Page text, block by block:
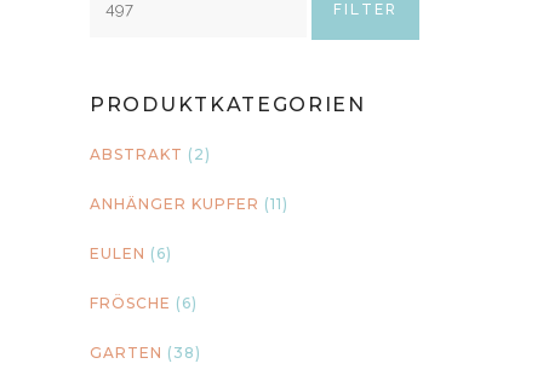
FILTER
PRODUKTKATEGORIEN
ABSTRAKT (2)
ANHÄNGER KUPFER (11)
EULEN (6)
FRÖSCHE (6)
GARTEN (38)